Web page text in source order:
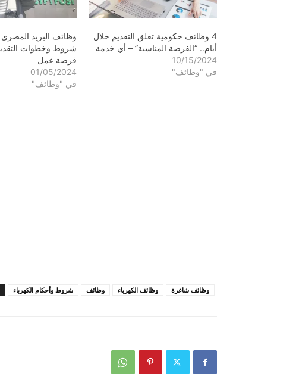
4 وظائف حكومية تغلق التقديم خلال
أيام.. “الفرصة المناسبة” – أي خدمة
10/15/2024
في "وظائف"
فرصة عمل
01/05/2024
في "وظائف"
شروط وأحكام الكهرباء وظائف وظائف الكهرباء وظائف شاغرة